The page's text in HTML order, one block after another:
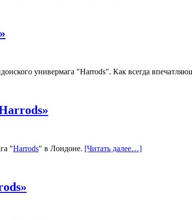
универмага "Harrods". Как всегда
"Harrods" в Лондоне. [Читать далее…]